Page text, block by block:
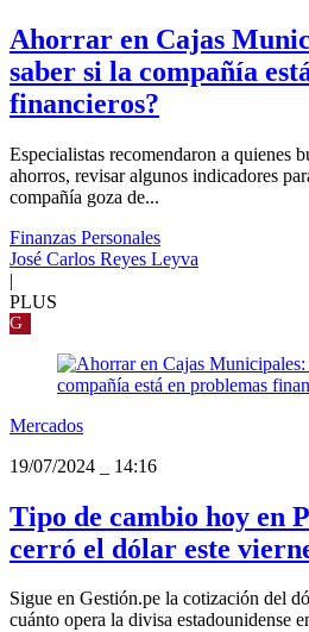
Ahorrar en Cajas
saber si la compañía
financieros?
Especialistas recomendaron a quienes
ahorros, revisar algunos indicadores
compañía goza de...
Finanzas Personales
José Carlos Reyes Leyva
|
PLUS
G
Mercados
19/07/2024
14:16
Tipo de cambio hoy en
cerró el dólar este
Sigue en Gestión.pe la cotización del
cuánto opera la divisa estadounidense